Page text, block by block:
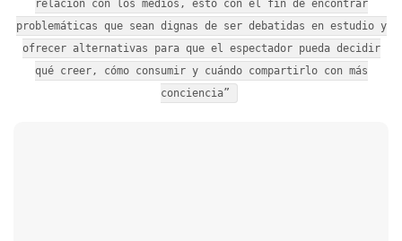
relación con los medios, esto con el fin de encontrar
problemáticas que sean dignas de ser debatidas en estudio y
ofrecer alternativas para que el espectador pueda decidir
qué creer, cómo consumir y cuándo compartirlo con más
conciencia”